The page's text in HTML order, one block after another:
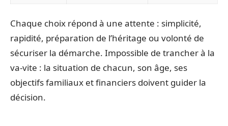
Chaque choix répond à une attente : simplicité,
rapidité, préparation de l’héritage ou volonté de
sécuriser la démarche. Impossible de trancher à la
va-vite : la situation de chacun, son âge, ses
objectifs familiaux et financiers doivent guider la
décision.